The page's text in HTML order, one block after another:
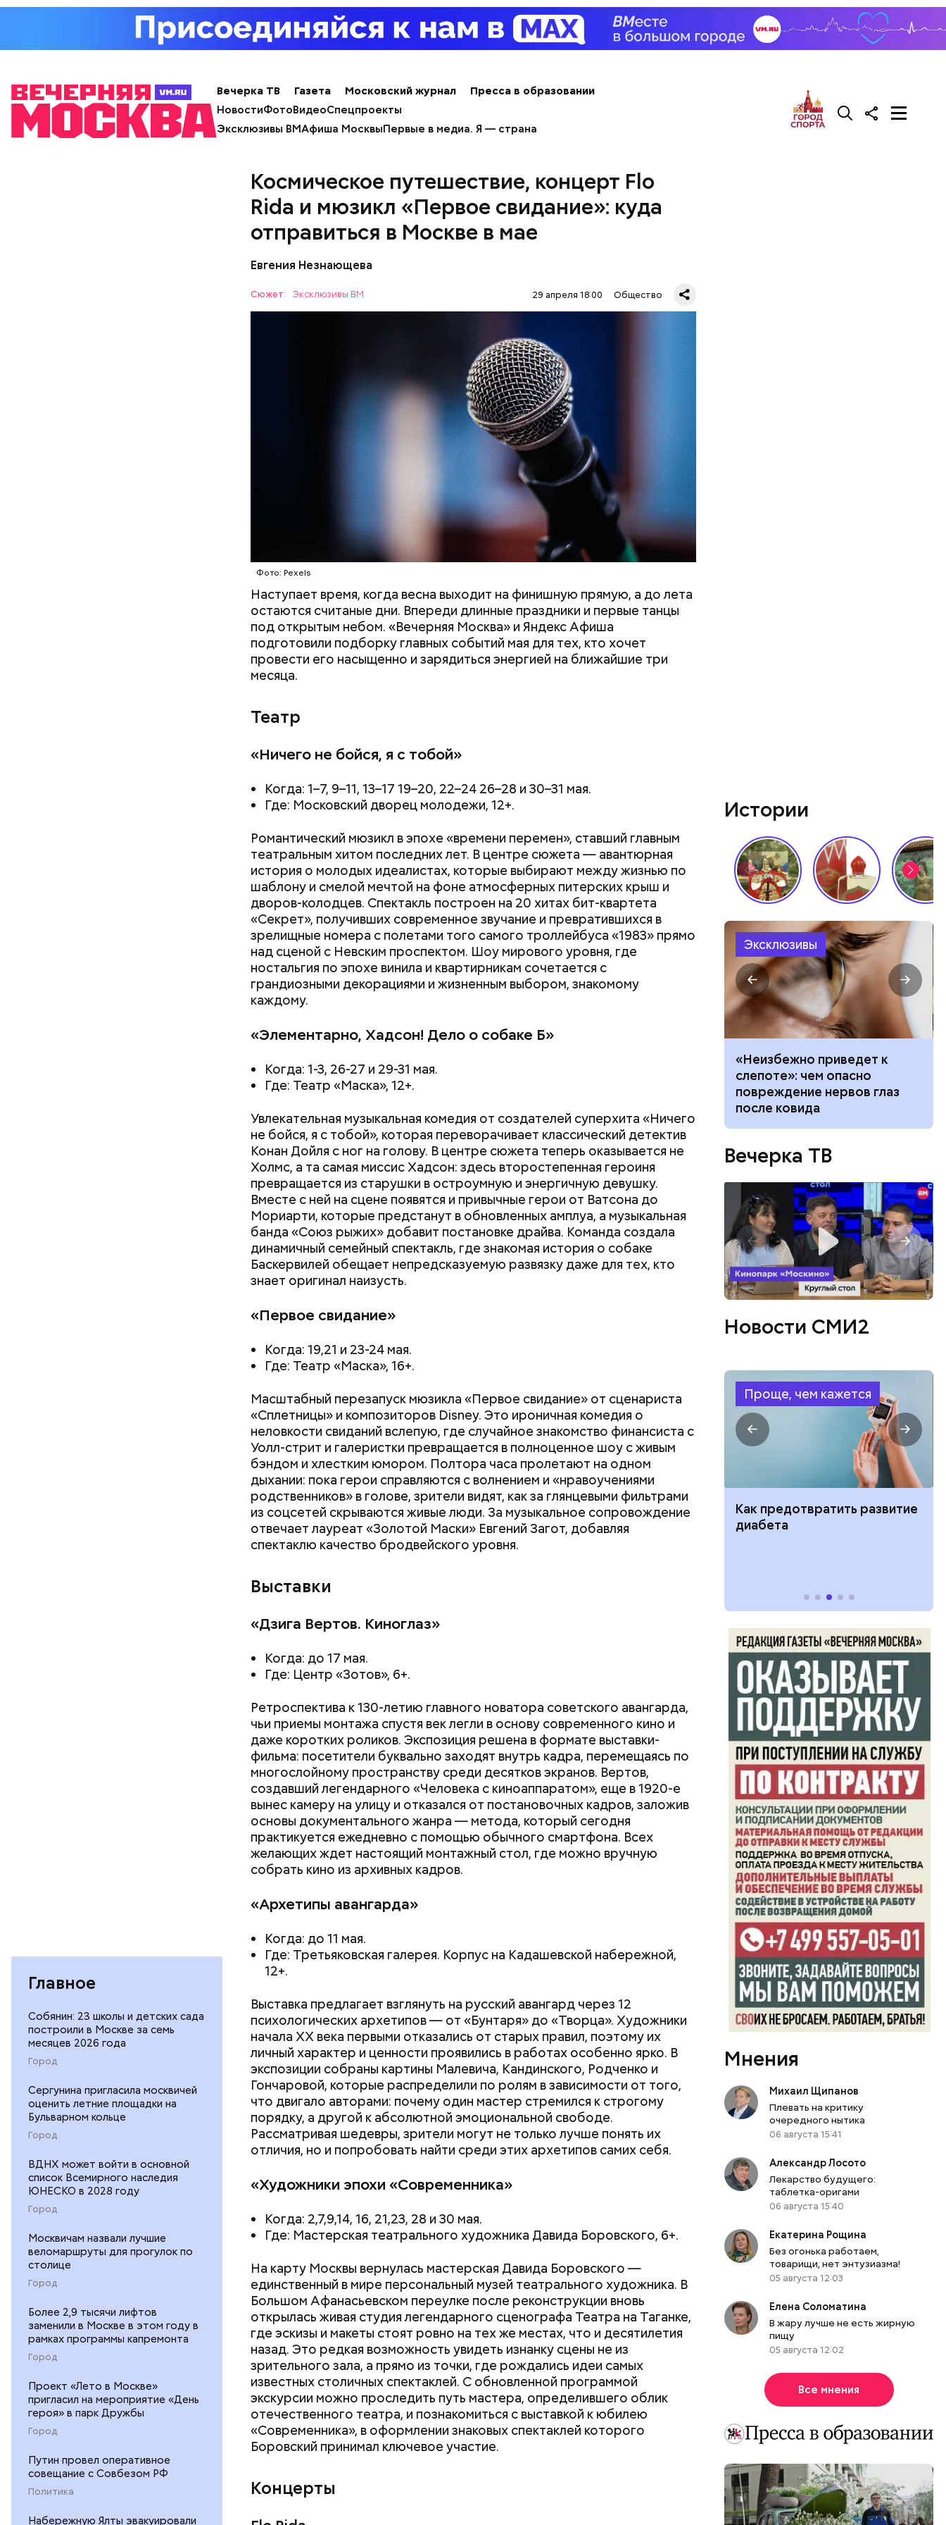
Вечерка ТВ Газета Московский журнал
Пресса в образовании
НовостиФотоВидеоСпецпроекты
Эксклюзивы ВМАфиша МосквыПервые в медиа. Я — страна
Главное
Собянин: 23 школы и детских сада
построили в Москве за семь
месяцев 2026 года
Город
Сергунина пригласила москвичей
оценить летние площадки на
Бульварном кольце
Город
ВДНХ может войти в основной
список Всемирного наследия
ЮНЕСКО в 2028 году
Город
Москвичам назвали лучшие
веломаршруты для прогулок по
столице
Город
Более 2,9 тысячи лифтов
заменили в Москве в этом году в
рамках программы капремонта
Город
Проект «Лето в Москве»
пригласил на мероприятие «День
героя» в парк Дружбы
Город
Путин провел оперативное
совещание с Совбезом РФ
Политика
Набережную Ялты эвакуировали
Космическое путешествие, концерт Flo
Rida и мюзикл «Первое свидание»: куда
отправиться в Москве в мае
Евгения Незнающева
Сюжет: Эксклюзивы ВМ 29 апреля 18:00 Общество
Фото: Pexels
Наступает время, когда весна выходит на финишную прямую, а до лета
остаются считаные дни. Впереди длинные праздники и первые танцы
под открытым небом. «Вечерняя Москва» и Яндекс Афиша
подготовили подборку главных событий мая для тех, кто хочет
провести его насыщенно и зарядиться энергией на ближайшие три
месяца.
Театр
«Ничего не бойся, я с тобой»
Когда: 1–7, 9–11, 13–17 19–20, 22–24 26–28 и 30–31 мая.
Где: Московский дворец молодежи, 12+.
Романтический мюзикл в эпохе «времени перемен», ставший главным
театральным хитом последних лет. В центре сюжета — авантюрная
история о молодых идеалистах, которые выбирают между жизнью по
шаблону и смелой мечтой на фоне атмосферных питерских крыш и
дворов-колодцев. Спектакль построен на 20 хитах бит-квартета
«Секрет», получивших современное звучание и превратившихся в
зрелищные номера с полетами того самого троллейбуса «1983» прямо
над сценой с Невским проспектом. Шоу мирового уровня, где
ностальгия по эпохе винила и квартирникам сочетается с
грандиозными декорациями и жизненным выбором, знакомому
каждому.
«Элементарно, Хадсон! Дело о собаке Б»
Когда: 1-3, 26-27 и 29-31 мая.
Где: Театр «Маска», 12+.
Увлекательная музыкальная комедия от создателей суперхита «Ничего
не бойся, я с тобой», которая переворачивает классический детектив
Конан Дойля с ног на голову. В центре сюжета теперь оказывается не
Холмс, а та самая миссис Хадсон: здесь второстепенная героиня
превращается из старушки в остроумную и энергичную девушку.
Вместе с ней на сцене появятся и привычные герои от Ватсона до
Мориарти, которые предстанут в обновленных амплуа, а музыкальная
банда «Союз рыжих» добавит постановке драйва. Команда создала
динамичный семейный спектакль, где знакомая история о собаке
Баскервилей обещает непредсказуемую развязку даже для тех, кто
знает оригинал наизусть.
«Первое свидание»
Когда: 19,21 и 23-24 мая.
Где: Театр «Маска», 16+.
Масштабный перезапуск мюзикла «Первое свидание» от сценариста
«Сплетницы» и композиторов Disney. Это ироничная комедия о
неловкости свиданий вслепую, где случайное знакомство финансиста с
Уолл-стрит и галеристки превращается в полноценное шоу с живым
бэндом и хлестким юмором. Полтора часа пролетают на одном
дыхании: пока герои справляются с волнением и «нравоучениями
родственников» в голове, зрители видят, как за глянцевыми фильтрами
из соцсетей скрываются живые люди. За музыкальное сопровождение
отвечает лауреат «Золотой Маски» Евгений Загот, добавляя
спектаклю качество бродвейского уровня.
Выставки
«Дзига Вертов. Киноглаз»
Когда: до 17 мая.
Где: Центр «Зотов», 6+.
Ретроспектива к 130-летию главного новатора советского авангарда,
чьи приемы монтажа спустя век легли в основу современного кино и
даже коротких роликов. Экспозиция решена в формате выставки-
фильма: посетители буквально заходят внутрь кадра, перемещаясь по
многослойному пространству среди десятков экранов. Вертов,
создавший легендарного «Человека с киноаппаратом», еще в 1920-е
вынес камеру на улицу и отказался от постановочных кадров, заложив
основы документального жанра — метода, который сегодня
практикуется ежедневно с помощью обычного смартфона. Всех
желающих ждет настоящий монтажный стол, где можно вручную
собрать кино из архивных кадров.
«Архетипы авангарда»
Когда: до 11 мая.
Где: Третьяковская галерея. Корпус на Кадашевской набережной,
12+.
Выставка предлагает взглянуть на русский авангард через 12
психологических архетипов — от «Бунтаря» до «Творца». Художники
начала XX века первыми отказались от старых правил, поэтому их
личный характер и ценности проявились в работах особенно ярко. В
экспозиции собраны картины Малевича, Кандинского, Родченко и
Гончаровой, которые распределили по ролям в зависимости от того,
что двигало авторами: почему один мастер стремился к строгому
порядку, а другой к абсолютной эмоциональной свободе.
Рассматривая шедевры, зрители могут не только лучше понять их
отличия, но и попробовать найти среди этих архетипов самих себя.
«Художники эпохи «Современника»
Когда: 2,7,9,14, 16, 21,23, 28 и 30 мая.
Где: Мастерская театрального художника Давида Боровского, 6+.
На карту Москвы вернулась мастерская Давида Боровского —
единственный в мире персональный музей театрального художника. В
Большом Афанасьевском переулке после реконструкции вновь
открылась живая студия легендарного сценографа Театра на Таганке,
где эскизы и макеты стоят ровно на тех же местах, что и десятилетия
назад. Это редкая возможность увидеть изнанку сцены не из
зрительного зала, а прямо из точки, где рождались идеи самых
известных столичных спектаклей. С обновленной программой
экскурсии можно проследить путь мастера, определившего облик
отечественного театра, и познакомиться с выставкой к юбилею
«Современника», в оформлении знаковых спектаклей которого
Боровский принимал ключевое участие.
Концерты
Истории
Эксклюзивы
японский напиток сбросить
убрать с участка борщевик и
чем засеять почву
«Неизбежно приведет к
слепоте»: чем опасно
повреждение нервов глаз
после ковида
Вечерка ТВ
Новости СМИ2
Проще, чем кажется
Как поменять батареи дома и
Как получить до 100 тысяч
рублей от государства при
трудной ситуации: кто может
претендовать и какие нужны
Как узнать, снесут ли дом по
реновации в Москве: где
Как предотвратить развитие
диабета
Мнения
Михаил Щипанов
Плевать на критику
очередного нытика
06 августа 15:41
Александр Лосото
Лекарство будущего:
таблетка-оригами
06 августа 15:40
Екатерина Рощина
Без огонька работаем,
товарищи, нет энтузиазма!
05 августа 12:03
Елена Соломатина
В жару лучше не есть жирную
пищу
05 августа 12:02
Все мнения